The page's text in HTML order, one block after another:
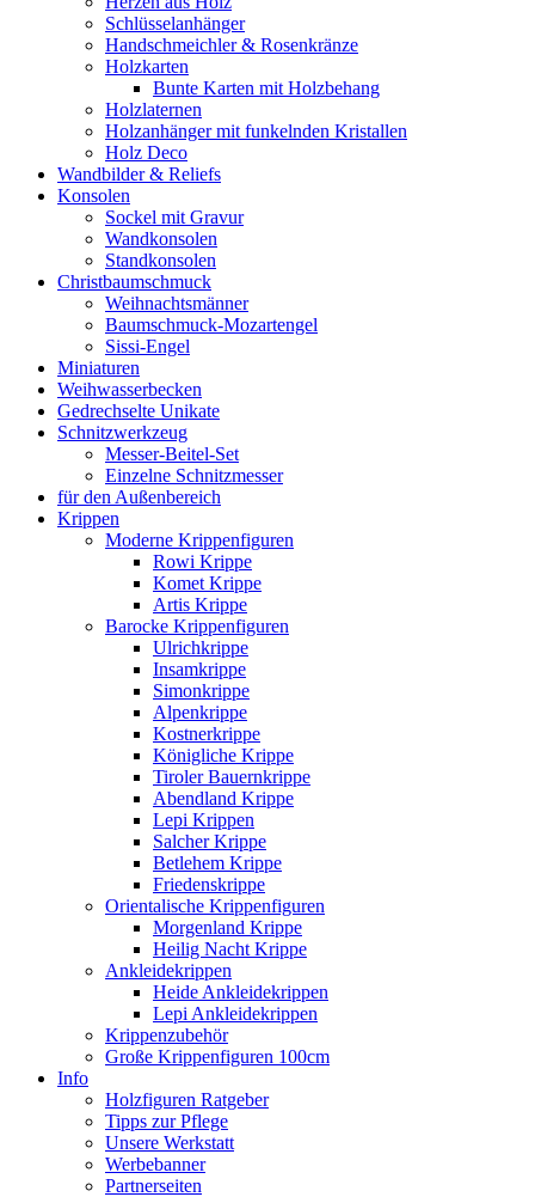
Schlüsselanhänger
Handschmeichler & Rosenkränze
Holzkarten
Bunte Karten mit Holzbehang
Holzlaternen
Holzanhänger mit funkelnden Kristallen
Holz Deco
Wandbilder & Reliefs
Konsolen
Sockel mit Gravur
Wandkonsolen
Standkonsolen
Christbaumschmuck
Weihnachtsmänner
Baumschmuck-Mozartengel
Sissi-Engel
Miniaturen
Weihwasserbecken
Gedrechselte Unikate
Schnitzwerkzeug
Messer-Beitel-Set
Einzelne Schnitzmesser
für den Außenbereich
Krippen
Moderne Krippenfiguren
Rowi Krippe
Komet Krippe
Artis Krippe
Barocke Krippenfiguren
Ulrichkrippe
Insamkrippe
Simonkrippe
Alpenkrippe
Kostnerkrippe
Königliche Krippe
Tiroler Bauernkrippe
Abendland Krippe
Lepi Krippen
Salcher Krippe
Betlehem Krippe
Friedenskrippe
Orientalische Krippenfiguren
Morgenland Krippe
Heilig Nacht Krippe
Ankleidekrippen
Heide Ankleidekrippen
Lepi Ankleidekrippen
Krippenzubehör
Große Krippenfiguren 100cm
Info
Holzfiguren Ratgeber
Tipps zur Pflege
Unsere Werkstatt
Werbebanner
Partnerseiten